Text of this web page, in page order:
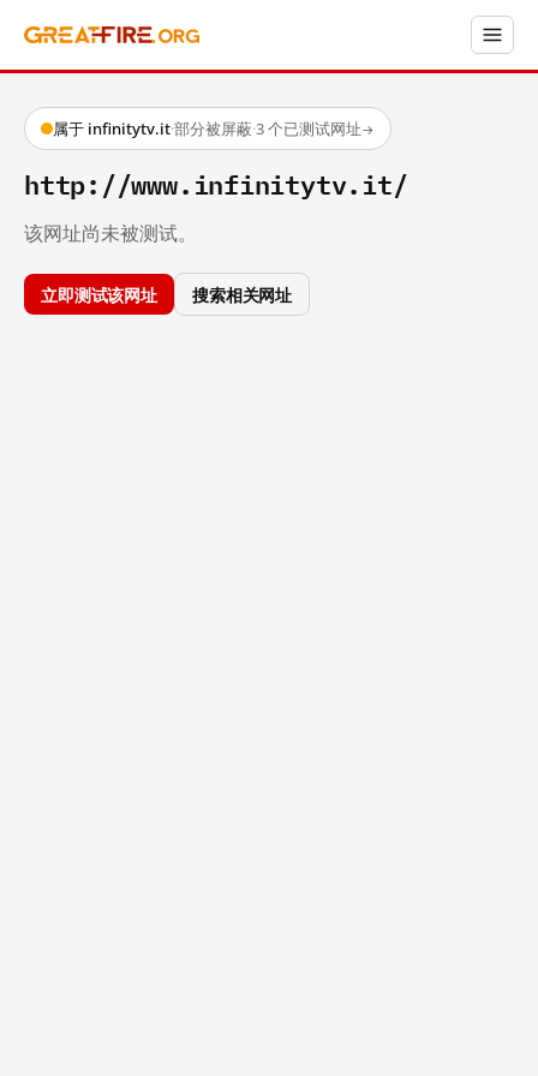
属于 infinitytv.it·部分被屏蔽·3 个已测试网址→
http://www.infinitytv.it/‎
该网址尚未被测试。
立即测试该网址 搜索相关网址